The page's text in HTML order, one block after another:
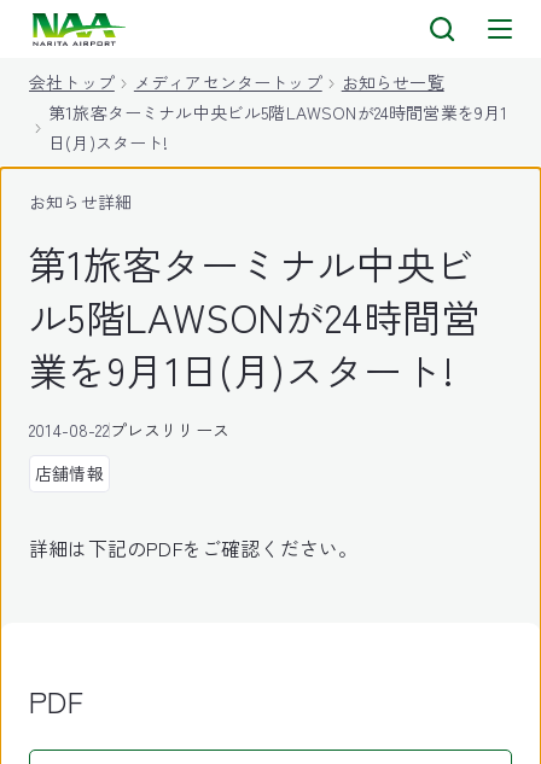
会社トップ メディアセンタートップ
お知らせ一覧
第1旅客ターミナル中央ビル5階LAWSONが24時間営業を9月1
日(月)スタート!
お知らせ詳細
第1旅客ターミナル中央ビ
ル5階LAWSONが24時間営
業を9月1日(月)スタート!
2014-08-22プレスリリース
店舗情報
詳細は下記のPDFをご確認ください。
PDF